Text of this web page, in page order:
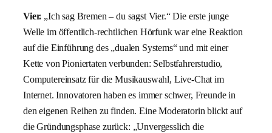
Vier. „Ich sag Bremen – du sagst Vier.“ Die erste junge
Welle im öffentlich-rechtlichen Hörfunk war eine Reaktion
auf die Einführung des „dualen Systems“ und mit einer
Kette von Pioniertaten verbunden: Selbstfahrerstudio,
Computereinsatz für die Musikauswahl, Live-Chat im
Internet. Innovatoren haben es immer schwer, Freunde in
den eigenen Reihen zu finden. Eine Moderatorin blickt auf
die Gründungsphase zurück: „Unvergesslich die